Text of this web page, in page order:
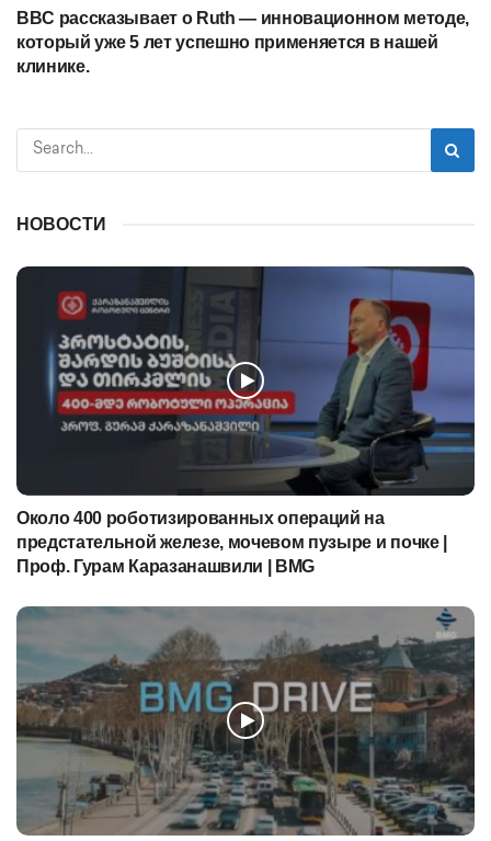
BBC рассказывает о Ruth — инновационном методе,
который уже 5 лет успешно применяется в нашей
клинике.
НОВОСТИ
Около 400 роботизированных операций на
предстательной железе, мочевом пузыре и почке |
Проф. Гурам Каразанашвили | BMG